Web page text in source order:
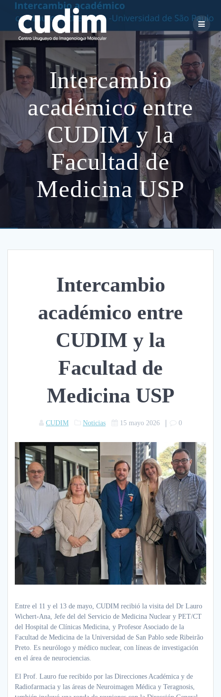
Skip
to
Intercambio
académico entre
CUDIM y la
Facultad de
Medicina USP
Intercambio
académico entre
CUDIM y la
Facultad de
Medicina USP
CUDIM Noticias 15 mayo 2026 | 0
Entre el 11 y el 13 de mayo, CUDIM recibió la visita del Dr Lauro
Wichert-Ana, Jefe del del Servicio de Medicina Nuclear y PET/CT
del Hospital de Clínicas Medicina, y Profesor Asociado de la
Facultad de Medicina de la Universidad de San Pablo sede Ribeirão
Preto. Es neurólogo y médico nuclear, con líneas de investigación
en el área de neurociencias.
El Prof. Lauro fue recibido por las Direcciones Académica y de
Radiofarmacia y las áreas de Neuroimagen Médica y Teragnosis,